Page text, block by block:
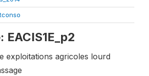
EACIS1E_p2
exploitations agricoles lourd